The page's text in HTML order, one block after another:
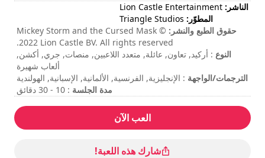
الناشر: Lion Castle Entertainment
المطوّر: Triangle Studios
حقوق الطبع والنشر: Mickey Storm and the Cursed Mask ©
2022 Lion Castle BV. All rights reserved.
النوع : أركيد, تعاون, عائلة, متعدد اللاعبين, منصات, جري, أكشن,
ألعاب شهيرة
الترجمات/الواجهة : الإنجليزية, الفرنسية, الألمانية, الإسبانية, الهولندية
مدة الجلسة : 10 - 30 دقائق
وضع لاعبين متعددين
: محلي, التعاون, لاعبان اثنان
التقييم
العب الآن
شارك هذه اللعبة!